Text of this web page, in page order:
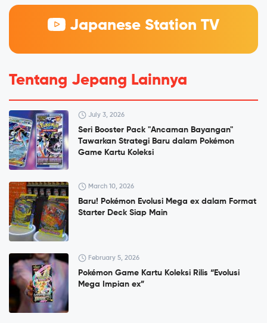
Japanese Station TV
Tentang Jepang Lainnya
July 3, 2026
Seri Booster Pack "Ancaman Bayangan"
Tawarkan Strategi Baru dalam Pokémon
Game Kartu Koleksi
March 10, 2026
Baru! Pokémon Evolusi Mega ex dalam Format
Starter Deck Siap Main
February 5, 2026
Pokémon Game Kartu Koleksi Rilis “Evolusi
Mega Impian ex”